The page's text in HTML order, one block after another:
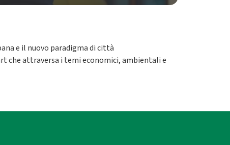
e il nuovo paradigma di città
che attraversa i temi economici, ambientali e